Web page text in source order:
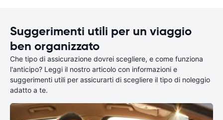
Suggerimenti utili per un viaggio
ben organizzato
Che tipo di assicurazione dovrei scegliere, e come funziona
l'anticipo? Leggi il nostro articolo con informazioni e
suggerimenti utili per assicurarti di scegliere il tipo di noleggio
adatto a te.